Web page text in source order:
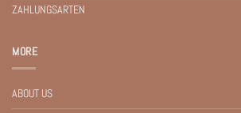
ZAHLUNGSARTEN
MORE
ABOUT US